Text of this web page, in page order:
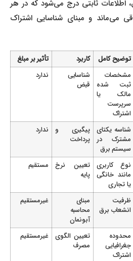
ثابتی درج می‌شود که در هر
می‌ماند و مبنای شناسایی اشتراک
کامل کاربرد
تأثیر بر مبلغ
شده
یا
شناسایی
قبض
ندارد
یکتای
در
برق
پیگیری و
پرداخت
ندارد
کاربری
خانگی
تجاری
تعیین نرخ
پایه
مستقیم
برق
مبنای
محاسبه
آبونمان
غیرمستقیم
تعیین الگوی
مصرف
غیرمستقیم